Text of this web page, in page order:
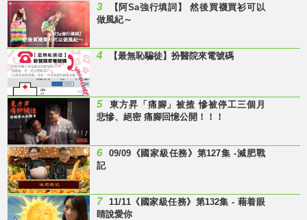
3
【阿Sa強行填詞】 然後買襪買衫可以
做風紀～
4 【最無恥騙徒】扮醫院來電號碼
5
東方昇「痛腳」被揸 慘被停工三個月
悲慘、絕密 痛腳回憶公開！！！
6
09/09《國家級任務》第127集 -減肥戰
記
7
11/11《國家級任務》第132集 - 藉着眼
睛說愛你